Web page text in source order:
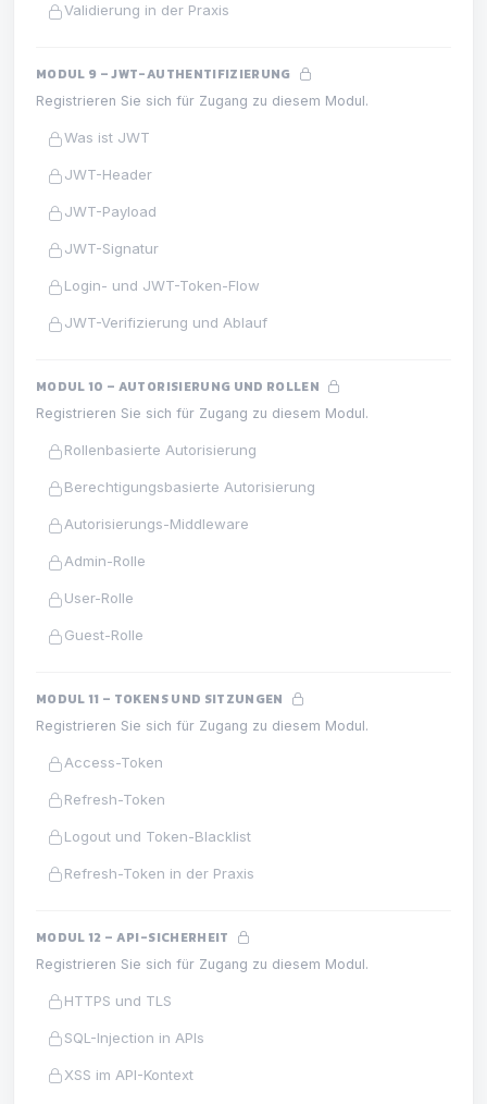
Validierung in der Praxis
MODUL 9 – JWT-AUTHENTIFIZIERUNG
Registrieren Sie sich für Zugang zu diesem Modul.
Was ist JWT
JWT-Header
JWT-Payload
JWT-Signatur
Login- und JWT-Token-Flow
JWT-Verifizierung und Ablauf
MODUL 10 – AUTORISIERUNG UND ROLLEN
Registrieren Sie sich für Zugang zu diesem Modul.
Rollenbasierte Autorisierung
Berechtigungsbasierte Autorisierung
Autorisierungs-Middleware
Admin-Rolle
User-Rolle
Guest-Rolle
MODUL 11 – TOKENS UND SITZUNGEN
Registrieren Sie sich für Zugang zu diesem Modul.
Access-Token
Refresh-Token
Logout und Token-Blacklist
Refresh-Token in der Praxis
MODUL 12 – API-SICHERHEIT
Registrieren Sie sich für Zugang zu diesem Modul.
HTTPS und TLS
SQL-Injection in APIs
XSS im API-Kontext